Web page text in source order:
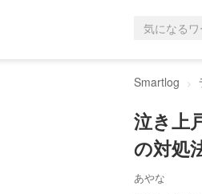
Smartlog
泣き上
の対処
あやな